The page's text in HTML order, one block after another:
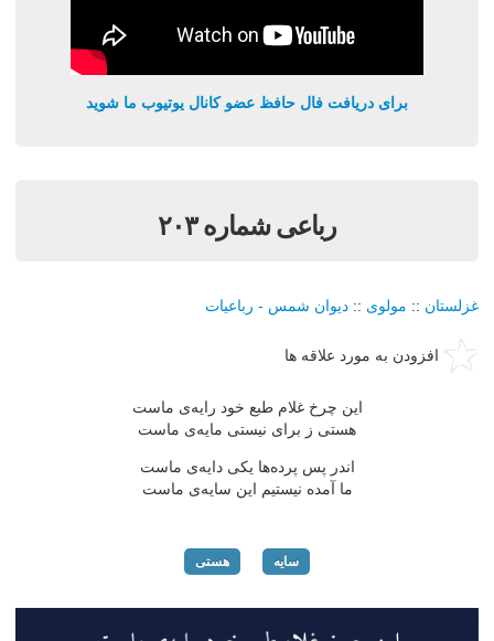
برای دریافت فال حافظ عضو کانال یوتیوب ما شوید
رباعی شماره ۲۰۳
غزلستان :: مولوی :: دیوان شمس - رباعیات
افزودن به مورد علاقه ها
این چرخ غلام طبع خود رایه‌ی ماست
هستی ز برای نیستی مایه‌ی ماست
اندر پس پرده‌ها یکی دایه‌ی ماست
ما آمده نیستیم این سایه‌ی ماست
سایه هستی